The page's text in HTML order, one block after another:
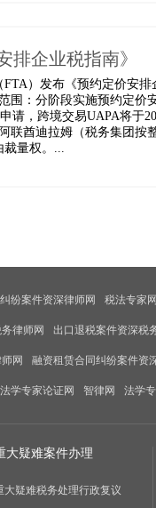
排企业税指南》
FTA）发布《预约定价安
围：分阶段实施预约定
请，跨境交易UAPA将
联酋迪拉姆（税务集团
裁量权。...
纷案件资深律师网 税法专家
律师网 出口退税案件资深税
网 融资租赁合同纠纷案件资
法学专家论证网 智律网 法学
大疑难案件办理
大疑难税务处理行政复议